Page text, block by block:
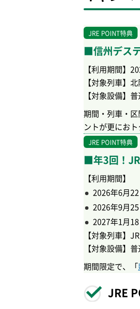
JRE POINT特典
■信州デス
【利用期間】
【対象列車】
【対象設備】
期間・列車・
ントが更にお
JRE POINT特典
■年3回！
【利用期間】
2026年6月
2026年9月
2027年1月
【対象列車】
【対象設備】
期間限定で、「
JRE